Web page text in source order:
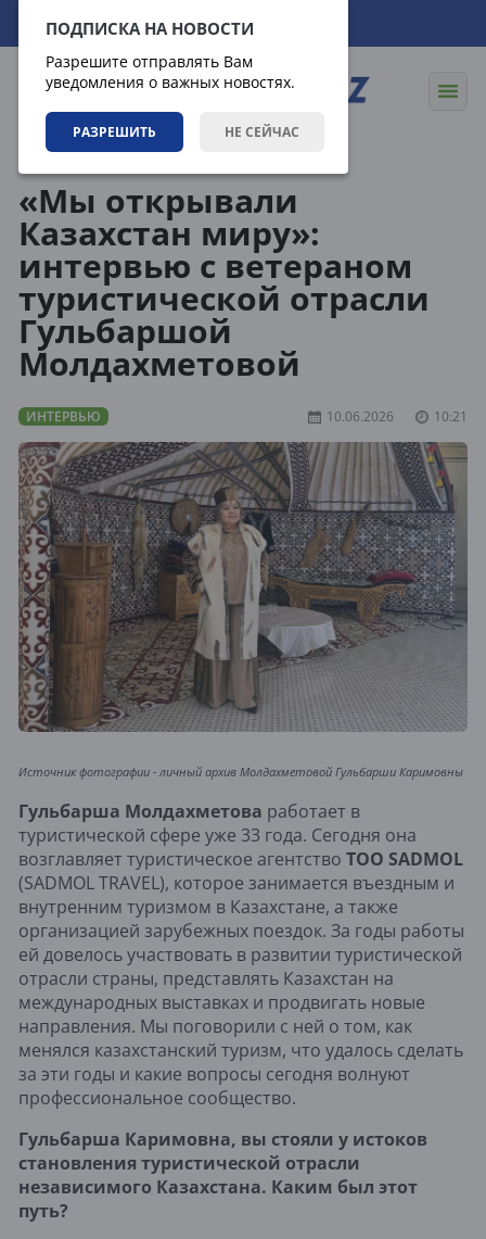
ПОДПИСКА НА НОВОСТИ
Разрешите отправлять Вам
уведомления о важных новостях.
РАЗРЕШИТЬ НЕ СЕЙЧАС
08.08.2026 16:03:42
«Мы открывали
Казахстан миру»:
интервью с ветераном
туристической отрасли
Гульбаршой
Молдахметовой
ИНТЕРВЬЮ 10.06.2026 10:21
Источник фотографии - личный архив Молдахметовой Гульбарши Каримовны
Гульбарша Молдахметова работает в
туристической сфере уже 33 года. Сегодня она
возглавляет туристическое агентство ТОО SADMOL
(SADMOL TRAVEL), которое занимается въездным и
внутренним туризмом в Казахстане, а также
организацией зарубежных поездок. За годы работы
ей довелось участвовать в развитии туристической
отрасли страны, представлять Казахстан на
международных выставках и продвигать новые
направления. Мы поговорили с ней о том, как
менялся казахстанский туризм, что удалось сделать
за эти годы и какие вопросы сегодня волнуют
профессиональное сообщество.
Гульбарша Каримовна, вы стояли у истоков
становления туристической отрасли
независимого Казахстана. Каким был этот
путь?